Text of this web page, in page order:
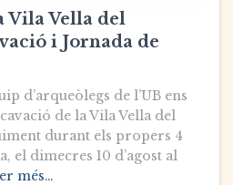
Vila Vella del
i Jornada de
d’arqueòlegs de l’UB ens
de la Vila Vella del
durant els propers 4
el dimecres 10 d’agost al
més…